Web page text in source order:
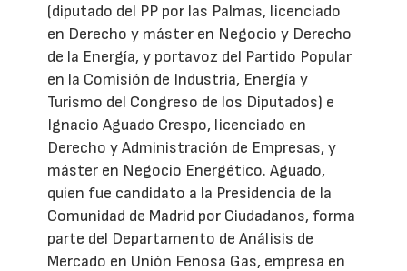
(diputado del PP por las Palmas, licenciado
en Derecho y máster en Negocio y Derecho
de la Energía, y portavoz del Partido Popular
en la Comisión de Industria, Energía y
Turismo del Congreso de los Diputados) e
Ignacio Aguado Crespo, licenciado en
Derecho y Administración de Empresas, y
máster en Negocio Energético. Aguado,
quien fue candidato a la Presidencia de la
Comunidad de Madrid por Ciudadanos, forma
parte del Departamento de Análisis de
Mercado en Unión Fenosa Gas, empresa en